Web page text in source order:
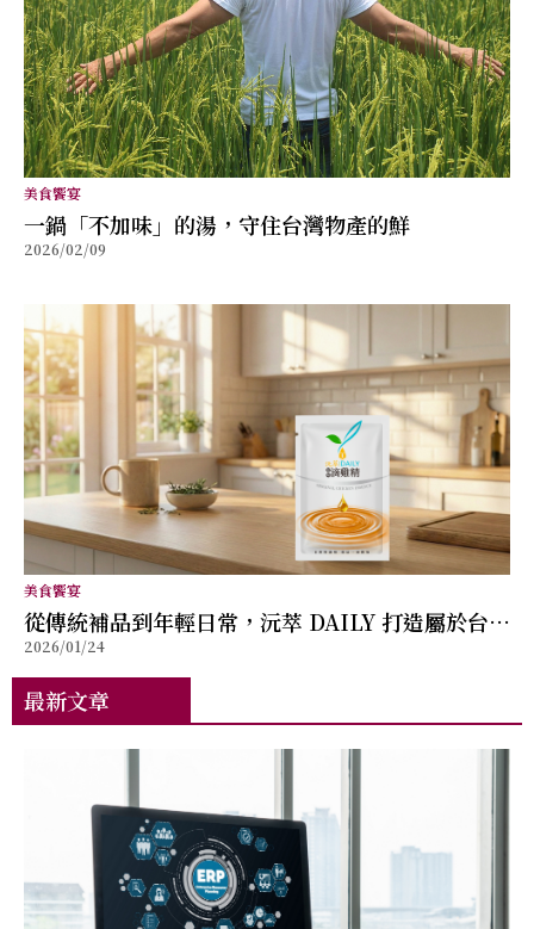
美食饗宴
⼀鍋「不加味」的湯，守住台灣物產的鮮
2026/02/09
美食饗宴
從傳統補品到年輕日常，沅萃 DAILY 打造屬於台灣
的滴雞精新形象
2026/01/24
最新文章